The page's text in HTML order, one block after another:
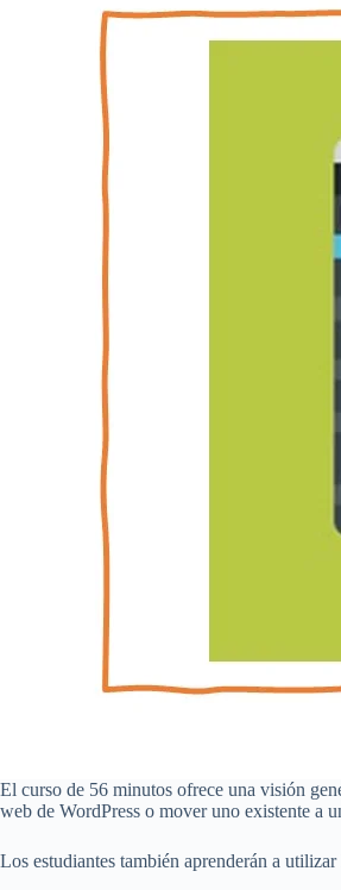
El curso de 56 minutos ofrece una visión
web de WordPress o mover uno existente a
Los estudiantes también aprenderán a